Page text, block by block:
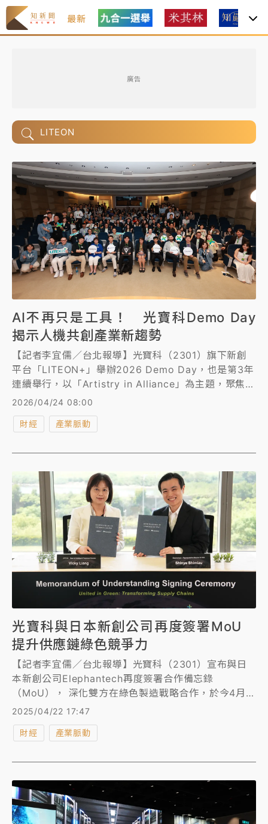
最新
廣告
LITEON
AI不再只是工具！ 光寶科Demo Day
揭示人機共創產業新趨勢
【記者李宜儒／台北報導】光寶科（2301）旗下新創
平台「LITEON+」舉辦2026 Demo Day，也是第3年
連續舉行，以「Artistry in Alliance」為主題，聚焦
Edge AI、AI 晶片、熱感測、功率轉換與 Agentic AI
業落地的最新合作成果。
2026/04/24 08:00
財經 產業脈動
光寶科與日本新創公司再度簽署MoU
提升供應鏈綠色競爭力
【記者李宜儒／台北報導】光寶科（2301）宣布與日
本新創公司Elephantech再度簽署合作備忘錄
（MoU）， 深化雙方在綠色製造戰略合作，於今4月
22日世界地球日宣誓攜手共同實現淨零碳排的永續願
景。
2025/04/22 17:47
財經 產業脈動